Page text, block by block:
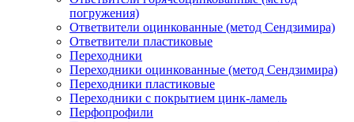
погружения)
Ответвители оцинкованные (метод Сендзимира)
Ответвители пластиковые
Переходники
Переходники оцинкованные (метод Сендзимира)
Переходники пластиковые
Переходники с покрытием цинк-ламель
Перфопрофили